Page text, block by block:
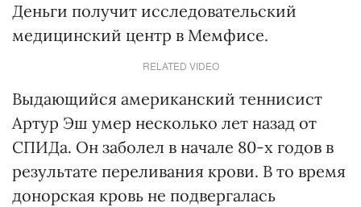
Деньги получит исследовательский
медицинский центр в Мемфисе.
RELATED VIDEO
Выдающийся американский теннисист
Артур Эш умер несколько лет назад от
СПИДа. Он заболел в начале 80-х годов в
результате переливания крови. В то время
донорская кровь не подвергалась